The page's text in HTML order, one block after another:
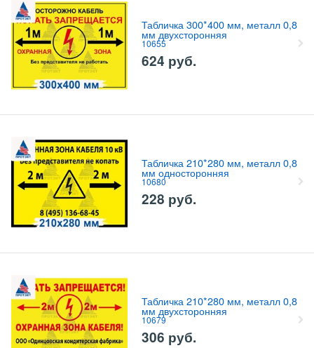
Табличка 300*400 мм, металл 0,8
мм двухсторонняя
10655
624 руб.
Табличка 210*280 мм, металл 0,8
мм односторонняя
10680
228 руб.
Табличка 210*280 мм, металл 0,8
мм двухсторонняя
10679
306 руб.